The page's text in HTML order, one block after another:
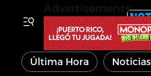
Última Hora Noticias
Advertisements